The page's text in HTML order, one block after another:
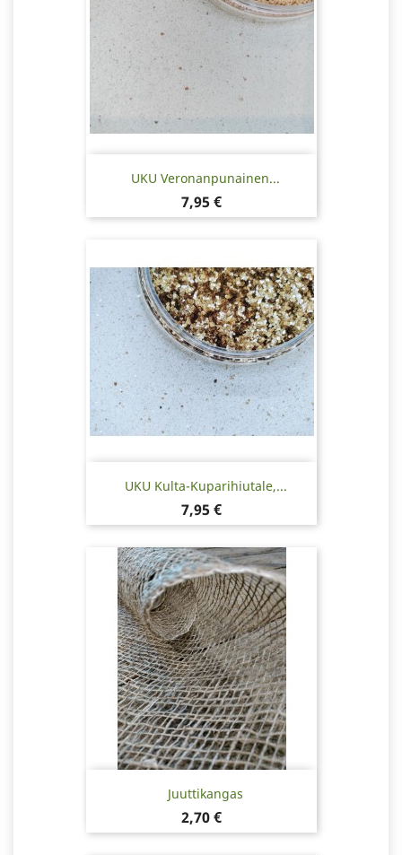
UKU Veronanpunainen...
Hinta
7,95 €
UKU Kulta-Kuparihiutale,...
Hinta
7,95 €
Juuttikangas
Hinta
2,70 €